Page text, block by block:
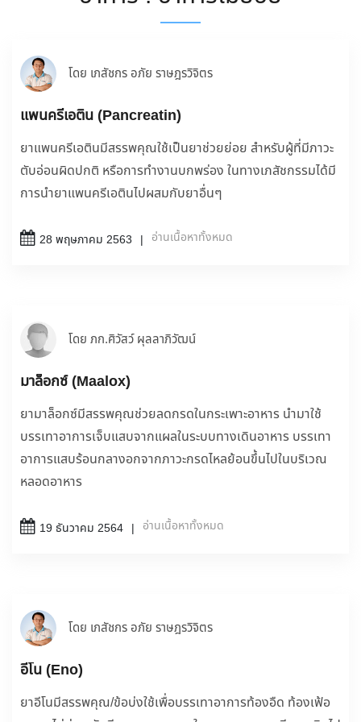
โดย เภสัชกร อภัย ราษฎรวิจิตร
แพนครีเอติน (Pancreatin)
ยาแพนครีเอตินมีสรรพคุณใช้เป็นยาช่วยย่อย สำหรับผู้ที่มีภาวะ
ตับอ่อนผิดปกติ หรือการทำงานบกพร่อง ในทางเภสัชกรรมได้มี
การนำยาแพนครีเอตินไปผสมกับยาอื่นๆ
28 พฤษภาคม 2563 อ่านเนื้อหาทั้งหมด
โดย ภก.ศิวัสว์ ผุลลาภิวัฒน์
มาล็อกซ์ (Maalox)
ยามาล็อกซ์มีสรรพคุณช่วยลดกรดในกระเพาะอาหาร นำมาใช้
บรรเทาอาการเจ็บแสบจากแผลในระบบทางเดินอาหาร บรรเทา
อาการแสบร้อนกลางอกจากภาวะกรดไหลย้อนขึ้นไปในบริเวณ
หลอดอาหาร
19 ธันวาคม 2564 อ่านเนื้อหาทั้งหมด
โดย เภสัชกร อภัย ราษฎรวิจิตร
อีโน (Eno)
ยาอีโนมีสรรพคุณ/ข้อบ่งใช้เพื่อบรรเทาอาการท้องอืด ท้องเฟ้อ